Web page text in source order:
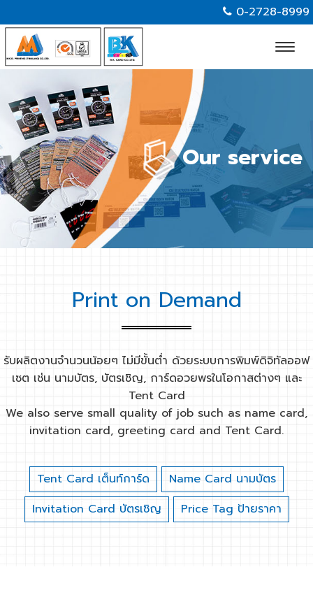
0-2728-8999
Our service
Print on Demand
รับผลิตงานจำนวนน้อยๆ ไม่มีขั้นต่ำ ด้วยระบบการพิมพ์ดิจิทัลออฟ
เซต เช่น นามบัตร, บัตรเชิญ, การ์ดอวยพรในโอกาสต่างๆ และ
Tent Card
We also serve small quality of job such as name card,
invitation card, greeting card and Tent Card.
Tent Card เต็นท์การ์ด
Name Card นามบัตร
Invitation Card บัตรเชิญ
Price Tag ป้ายราคา